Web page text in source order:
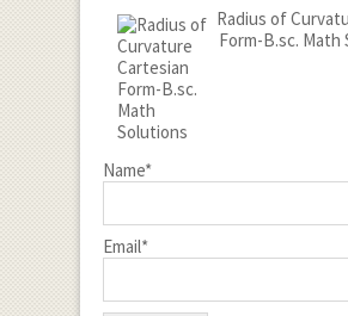
Radius of
Form-B.sc. Math
Name*
Email*